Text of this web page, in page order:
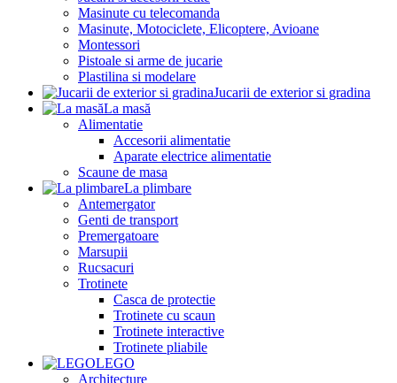
Masinute cu telecomanda
Masinute, Motociclete, Elicoptere, Avioane
Montessori
Pistoale si arme de jucarie
Plastilina si modelare
Jucarii de exterior si gradina
La masă
Alimentatie
Accesorii alimentatie
Aparate electrice alimentatie
Scaune de masa
La plimbare
Antemergator
Genti de transport
Premergatoare
Marsupii
Rucsacuri
Trotinete
Casca de protectie
Trotinete cu scaun
Trotinete interactive
Trotinete pliabile
LEGO
Architecture